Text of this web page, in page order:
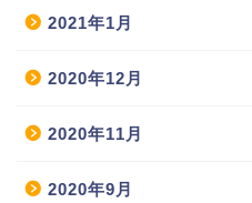
2021年1月
2020年12月
2020年11月
2020年9月